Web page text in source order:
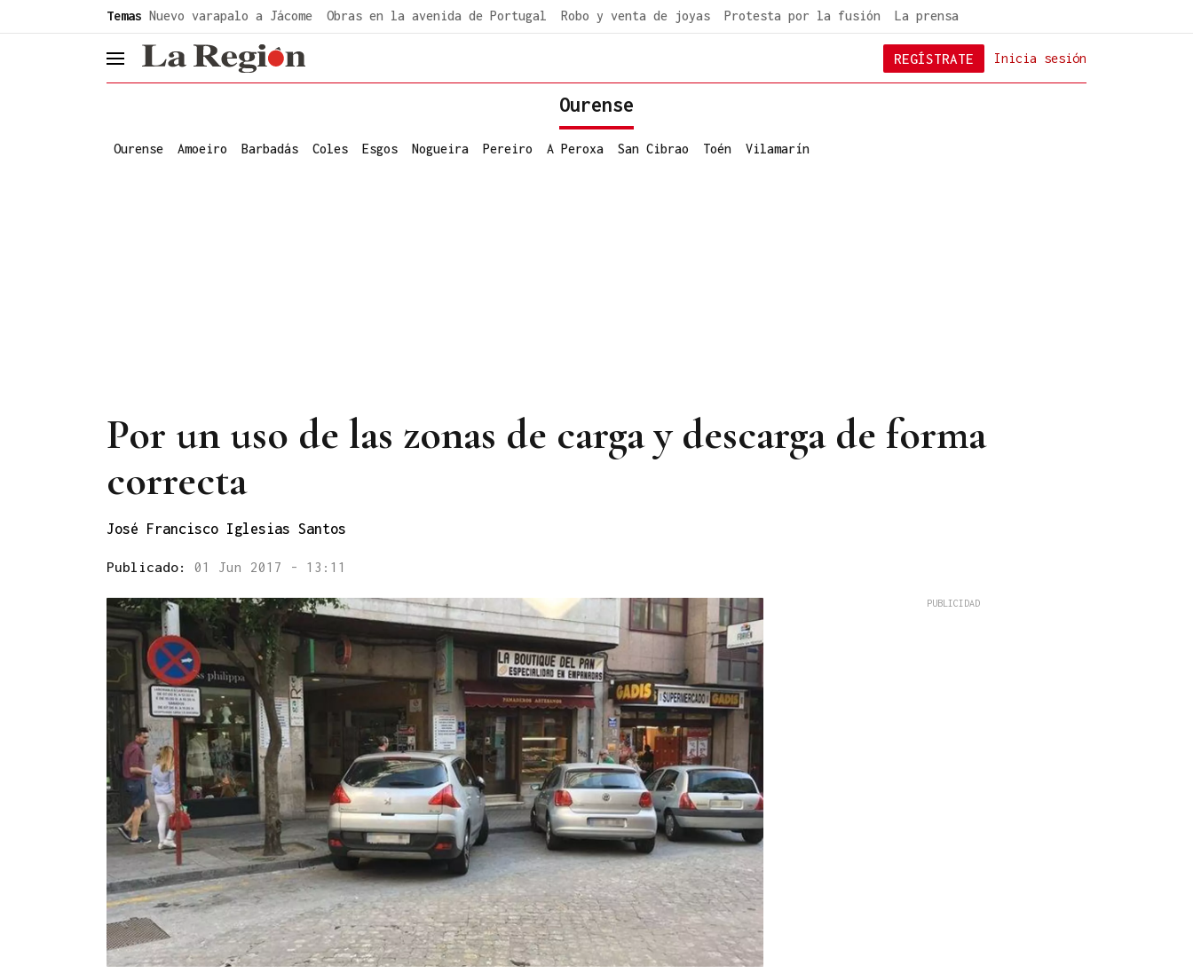
Temas Nuevo varapalo a Jácome Obras en la avenida de Portugal Robo y venta de joyas Protesta por la fusión La prensa
header.menu.open Inicia sesión
REGÍSTRATE
Ourense
Ourense Amoeiro Barbadás Coles Esgos Nogueira Pereiro A Peroxa San Cibrao Toén Vilamarín
Por un uso de las zonas de carga y descarga de forma
correcta
José Francisco Iglesias Santos
Publicado: 01 Jun 2017 - 13:11